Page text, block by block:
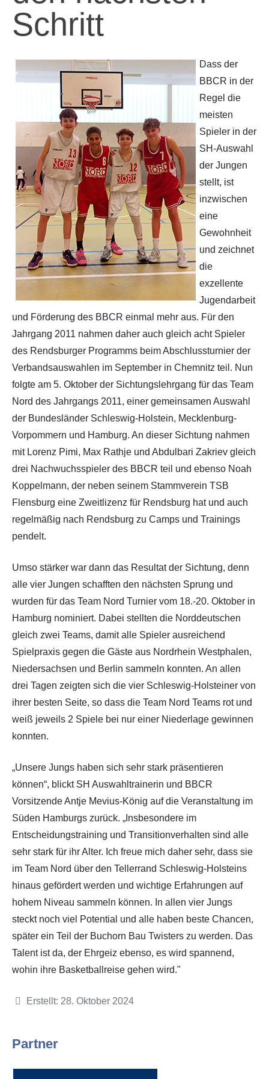
Partner
Schritt
Dass der
BBCR in der
Regel die
meisten
Spieler in der
SH-Auswahl
der Jungen
stellt, ist
inzwischen
eine
Gewohnheit
und zeichnet
die
exzellente
Jugendarbeit
und Förderung des BBCR einmal mehr aus. Für den
Jahrgang 2011 nahmen daher auch gleich acht Spieler
des Rendsburger Programms beim Abschlussturnier der
Verbandsauswahlen im September in Chemnitz teil. Nun
folgte am 5. Oktober der Sichtungslehrgang für das Team
Nord des Jahrgangs 2011, einer gemeinsamen Auswahl
der Bundesländer Schleswig-Holstein, Mecklenburg-
Vorpommern und Hamburg. An dieser Sichtung nahmen
mit Lorenz Pimi, Max Rathje und Abdulbari Zakriev gleich
drei Nachwuchsspieler des BBCR teil und ebenso Noah
Koppelmann, der neben seinem Stammverein TSB
Flensburg eine Zweitlizenz für Rendsburg hat und auch
regelmäßig nach Rendsburg zu Camps und Trainings
pendelt.
Umso stärker war dann das Resultat der Sichtung, denn
alle vier Jungen schafften den nächsten Sprung und
wurden für das Team Nord Turnier vom 18.-20. Oktober in
Hamburg nominiert. Dabei stellten die Norddeutschen
gleich zwei Teams, damit alle Spieler ausreichend
Spielpraxis gegen die Gäste aus Nordrhein Westphalen,
Niedersachsen und Berlin sammeln konnten. An allen
drei Tagen zeigten sich die vier Schleswig-Holsteiner von
ihrer besten Seite, so dass die Team Nord Teams rot und
weiß jeweils 2 Spiele bei nur einer Niederlage gewinnen
konnten.
„Unsere Jungs haben sich sehr stark präsentieren
können“, blickt SH Auswahltrainerin und BBCR
Vorsitzende Antje Mevius-König auf die Veranstaltung im
Süden Hamburgs zurück. „Insbesondere im
Entscheidungstraining und Transitionverhalten sind alle
sehr stark für ihr Alter. Ich freue mich daher sehr, dass sie
im Team Nord über den Tellerrand Schleswig-Holsteins
hinaus gefördert werden und wichtige Erfahrungen auf
hohem Niveau sammeln können. In allen vier Jungs
steckt noch viel Potential und alle haben beste Chancen,
später ein Teil der Buchorn Bau Twisters zu werden. Das
Talent ist da, der Ehrgeiz ebenso, es wird spannend,
wohin ihre Basketballreise gehen wird."
Details
Erstellt: 28. Oktober 2024
Partner
Historie
Hallenübersicht
Links zum BVSH u. a.
Trainerabrechnung
Rechtliches